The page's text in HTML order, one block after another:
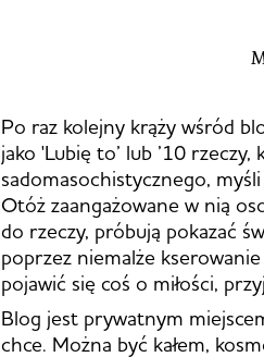
Po raz kolejny krąży wśród
jako 'Lubię to’ lub ’10
sadomasochistycznego, myśli
Otóż zaangażowane w nią
do rzeczy, próbują pokazać
poprzez niemalże
pojawić się coś o miłości,
Blog jest prywatnym
chce. Można być kałem,